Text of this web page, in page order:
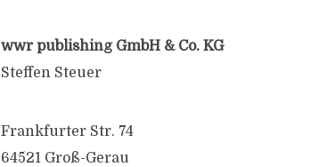
wwr publishing GmbH & Co. KG
Steffen Steuer
Frankfurter Str. 74
64521 Groß-Gerau